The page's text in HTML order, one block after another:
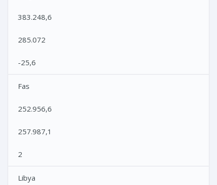
383.248,6
285.072
-25,6
Fas
252.956,6
257.987,1
2
Libya